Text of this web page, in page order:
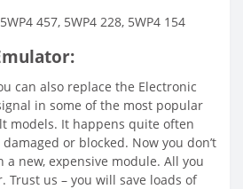
457, 5WP4 228, 5WP4 154
can also replace the Electronic
in some of the most popular
models. It happens quite often
or blocked. Now you don’t
new, expensive module. All you
Trust us – you will save loads of